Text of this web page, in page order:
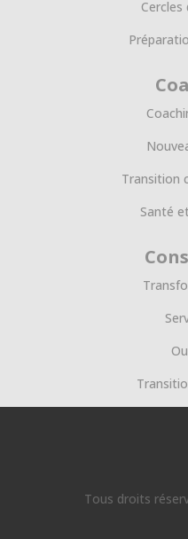
Cercles
Transition
Santé
Tous droits